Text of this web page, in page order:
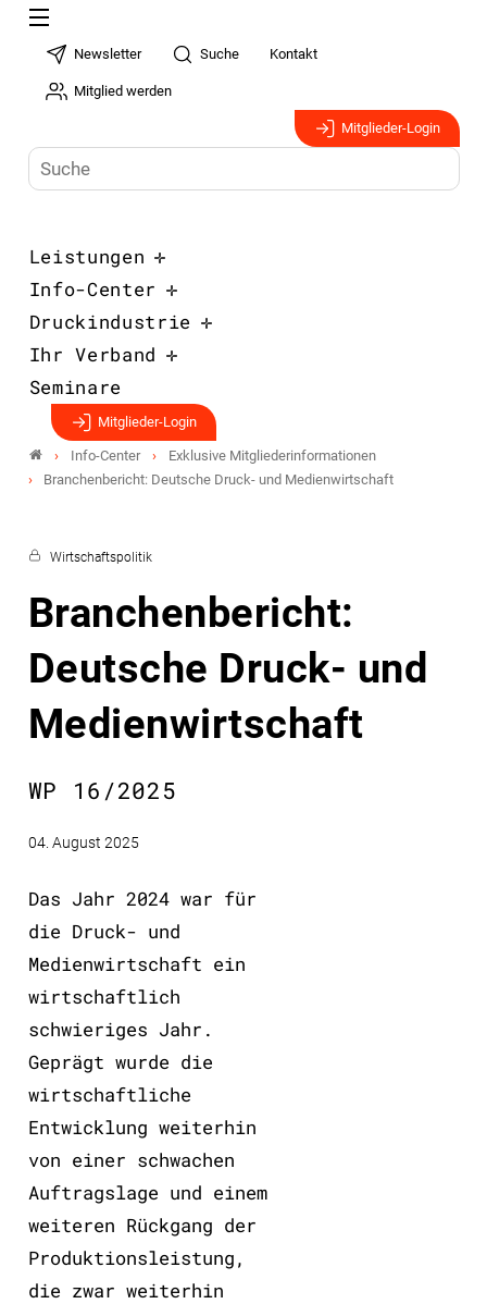
Newsletter Suche Kontakt
Mitglied werden
Mitglieder-Login
Leistungen
Info-Center
Druckindustrie
Ihr Verband
Seminare
Mitglieder-Login
Info-Center
Exklusive Mitgliederinformationen
Branchenbericht: Deutsche Druck- und Medienwirtschaft
Wirtschaftspolitik
Branchenbericht:
Deutsche Druck- und
Medienwirtschaft
WP 16/2025
04. August 2025
Das Jahr 2024 war für
die Druck- und
Medienwirtschaft ein
wirtschaftlich
schwieriges Jahr.
Geprägt wurde die
wirtschaftliche
Entwicklung weiterhin
von einer schwachen
Auftragslage und einem
weiteren Rückgang der
Produktionsleistung,
die zwar weiterhin